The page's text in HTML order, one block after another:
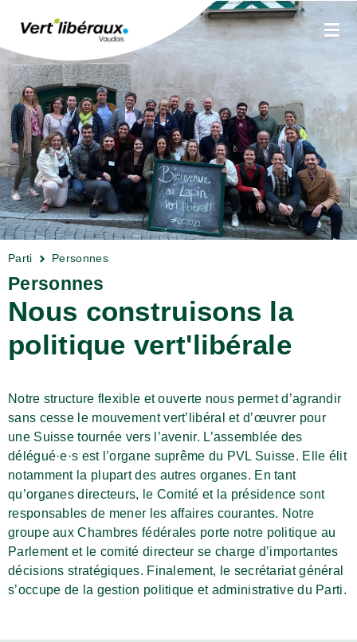
Parti Personnes
Personnes
Nous construisons la
politique vert'libérale
Notre structure flexible et ouverte nous permet d’agrandir
sans cesse le mouvement vert’libéral et d’œuvrer pour
une Suisse tournée vers l’avenir. L’assemblée des
délégué·e·s est l’organe suprême du PVL Suisse. Elle élit
notamment la plupart des autres organes. En tant
qu’organes directeurs, le Comité et la présidence sont
responsables de mener les affaires courantes. Notre
groupe aux Chambres fédérales porte notre politique au
Parlement et le comité directeur se charge d’importantes
décisions stratégiques. Finalement, le secrétariat général
s’occupe de la gestion politique et administrative du Parti.